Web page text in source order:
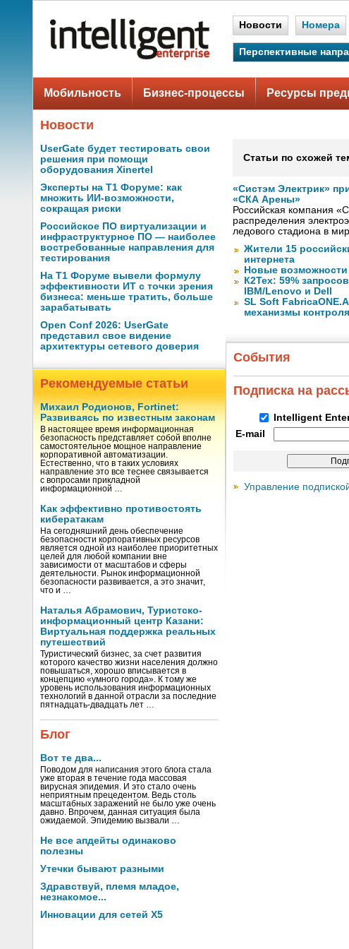
Новости Номера
Перспективные
Мобильность Бизнес-процессы Ресурсы
Новости
UserGate будет тестировать свои
решения при помощи
оборудования Xinertel
Эксперты на Т1 Форуме: как
множить ИИ-возможности,
сокращая риски
Российское ПО виртуализации и
инфраструктурное ПО — наиболее
востребованные направления для
тестирования
На Т1 Форуме вывели формулу
эффективности ИТ с точки зрения
бизнеса: меньше тратить, больше
зарабатывать
Open Conf 2026: UserGate
представил свое видение
архитектуры сетевого доверия
Рекомендуемые статьи
Михаил Родионов, Fortinet:
Развиваясь по известным законам
В настоящее время информационная
безопасность представляет собой вполне
самостоятельное мощное направление
корпоративной автоматизации.
Естественно, что в таких условиях
направление это все теснее связывается
с вопросами прикладной
информационной …
Как эффективно противостоять
кибератакам
На сегодняшний день обеспечение
безопасности корпоративных ресурсов
является одной из наиболее приоритетных
целей для любой компании вне
зависимости от масштабов и сферы
деятельности. Рынок информационной
безопасности развивается, а это значит,
что и …
Наталья Абрамович, Туристско-
информационный центр Казани:
Виртуальная поддержка реальных
путешествий
Туристический бизнес, за счет развития
которого качество жизни населения должно
повышаться, хорошо вписывается в
концепцию «умного города». К тому же
уровень использования информационных
технологий в данной отрасли за последние
пятнадцать-двадцать лет …
Блог
Вот те два...
Поводом для написания этого блога стала
уже вторая в течение года массовая
вирусная эпидемия. И это стало очень
неприятным прецедентом. Ведь столь
масштабных заражений не было уже очень
давно. Впрочем, данная ситуация была
ожидаемой. Эпидемию вызвали …
Не все апдейты одинаково
полезны
Утечки бывают разными
Здравствуй, племя младое,
незнакомое...
Инновации для сетей X5
Статьи по схожей
«Систэм Электрик»
«СКА Арены»
Российская компания
распределения
ледового стадиона в
Жители 15
интернета
Новые
К2Тех: 59%
IBM/Lenovo и Dell
SL Soft
механизмы
События
Подписка на
Intelligent
E-mail
Управление